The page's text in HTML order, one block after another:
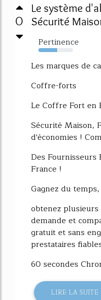
0
Le système
Sécurité
Pertinence
54%
Les marques de
Coffre-forts
Le Coffre Fort en
Sécurité Maison,
d'économies !
Des
France !
Gagnez du temps,
obtenez
demande et
gratuit et sans
prestataires
60 secondes
LIRE LA SUITE